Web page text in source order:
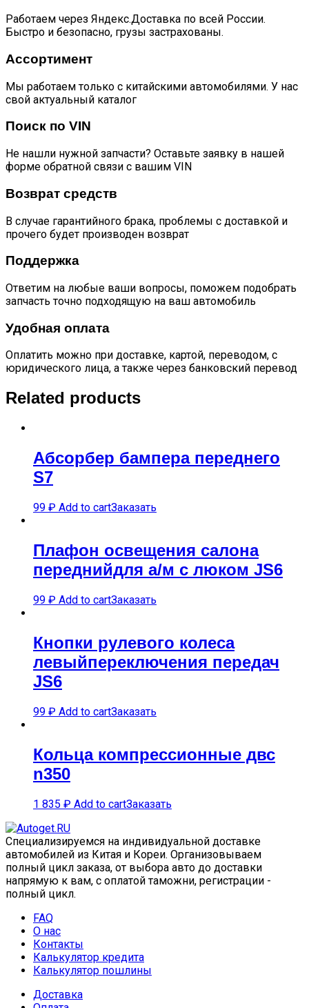
Работаем через Яндекс.Доставка по всей России.
Быстро и безопасно, грузы застрахованы.
Ассортимент
Мы работаем только с китайскими автомобилями. У нас
свой актуальный каталог
Поиск по VIN
Не нашли нужной запчасти? Оставьте заявку в нашей
форме обратной связи с вашим VIN
Возврат средств
В случае гарантийного брака, проблемы с доставкой и
прочего будет производен возврат
Поддержка
Ответим на любые ваши вопросы, поможем подобрать
запчасть точно подходящую на ваш автомобиль
Удобная оплата
Оплатить можно при доставке, картой, переводом, с
юридического лица, а также через банковский перевод
Related products
Абсорбер бампера переднего
S7
99 ₽ Add to cartЗаказать
Плафон освещения салона
переднийдля а/м с люком JS6
99 ₽ Add to cartЗаказать
Кнопки рулевого колеса
левыйпереключения передач
JS6
99 ₽ Add to cartЗаказать
Кольца компрессионные двс
n350
1 835 ₽ Add to cartЗаказать
Специализируемся на индивидуальной доставке
автомобилей из Китая и Кореи. Организовываем
полный цикл заказа, от выбора авто до доставки
напрямую к вам, с оплатой таможни, регистрации -
полный цикл.
FAQ
О нас
Контакты
Калькулятор кредита
Калькулятор пошлины
Доставка